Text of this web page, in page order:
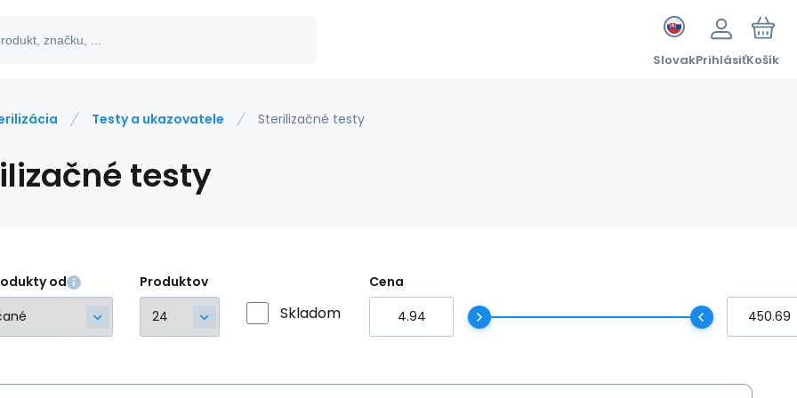
SlovakPrihlásiťKošík
Testy a ukazovatele Sterilizačné testy
testy
od Produktov
Skladom
Cena